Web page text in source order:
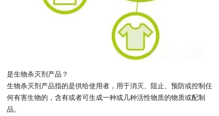
是生物杀灭剂产品？
生物杀灭剂产品指的是供给使用者，用于消灭、阻止、预防或控制任
何有害生物的，含有或者可生成一种或几种活性物质的物质或配制
品。